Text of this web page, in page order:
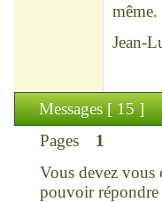
même.
Jean-
Messages [ 15 ]
Pages
1
Vous devez vous
pouvoir répondre